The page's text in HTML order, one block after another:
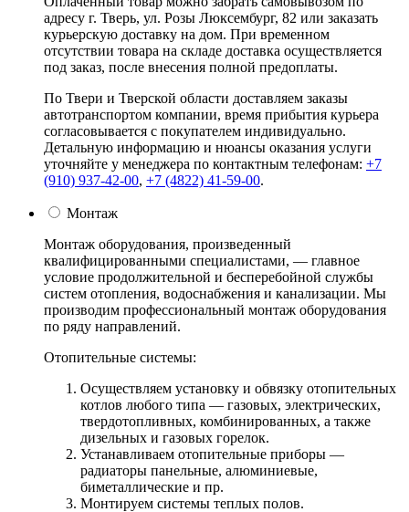
адресу г. Тверь, ул. Розы Люксембург, 82 или заказать
курьерскую доставку на дом. При временном
отсутствии товара на складе доставка осуществляется
под заказ, после внесения полной предоплаты.
По Твери и Тверской области доставляем заказы
автотранспортом компании, время прибытия курьера
согласовывается с покупателем индивидуально.
Детальную информацию и нюансы оказания услуги
уточняйте у менеджера по контактным телефонам: +7
(910) 937-42-00, +7 (4822) 41-59-00.
Монтаж
Монтаж оборудования, произведенный
квалифицированными специалистами, — главное
условие продолжительной и бесперебойной службы
систем отопления, водоснабжения и канализации. Мы
производим профессиональный монтаж оборудования
по ряду направлений.
Отопительные системы:
Осуществляем установку и обвязку отопительных
котлов любого типа — газовых, электрических,
твердотопливных, комбинированных, а также
дизельных и газовых горелок.
Устанавливаем отопительные приборы —
радиаторы панельные, алюминиевые,
биметаллические и пр.
Монтируем системы теплых полов.